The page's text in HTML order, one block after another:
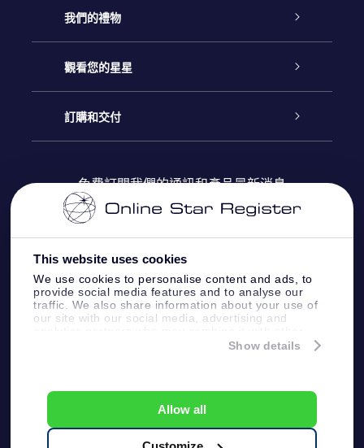
This website uses cookies
We use cookies to personalise content and ads, to
provide social media features and to analyse our
traffic. We also share information about your use of
our site with our social media, advertising and
information that you’ve provided to them or that
Show details
Allow all
客戶服務
聯繫我們
博客
評論
我們的禮物
Online Star禮物
OSR禮物包
OSR 禮物卡
公司禮品
觀看您的星星
星星注册
個性化的Star Page
One Million Stars
OSR Starsaver
訂購和交付
付款資訊
配送信息
退貨政策
免費訂閱我們的通訊和產品最新消息
客戶服務:help@osr.org
KVK: 60333553, VAT: NL 8538.62.722B01